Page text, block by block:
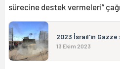
sürecine destek vermeleri”
2023 İsrail'in Gazze
13 Ekim 2023